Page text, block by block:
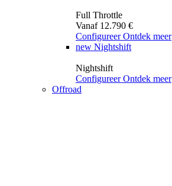
Full Throttle
Vanaf 12.790 €
Configureer Ontdek meer
new Nightshift
Nightshift
Configureer Ontdek meer
Offroad